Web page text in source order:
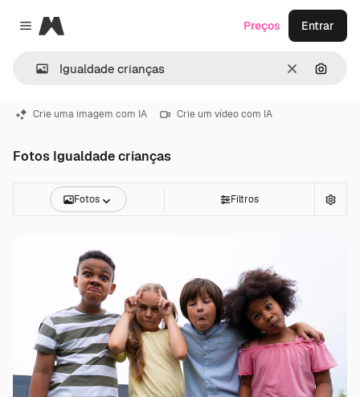
Close menu
Magnific
Limpar
Preços Entrar
Crie uma imagem com IA Crie um vídeo com IA
Fotos Igualdade crianças
Fotos Filtros